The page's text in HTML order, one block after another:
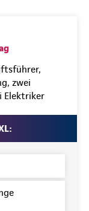
zwei
Elektriker